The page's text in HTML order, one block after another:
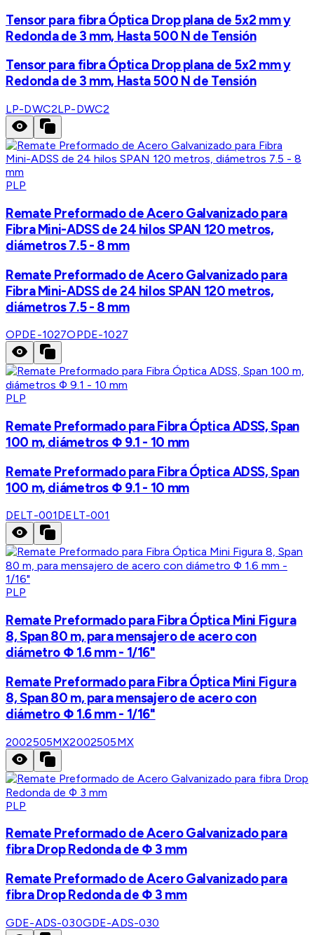
Tensor para fibra Óptica Drop plana de 5x2 mm y
Redonda de 3 mm, Hasta 500 N de Tensión
Tensor para fibra Óptica Drop plana de 5x2 mm y
Redonda de 3 mm, Hasta 500 N de Tensión
LP-DWC2LP-DWC2
PLP
Remate Preformado de Acero Galvanizado para
Fibra Mini-ADSS de 24 hilos SPAN 120 metros,
diámetros 7.5 - 8 mm
Remate Preformado de Acero Galvanizado para
Fibra Mini-ADSS de 24 hilos SPAN 120 metros,
diámetros 7.5 - 8 mm
OPDE-1027OPDE-1027
PLP
Remate Preformado para Fibra Óptica ADSS, Span
100 m, diámetros Φ 9.1 - 10 mm
Remate Preformado para Fibra Óptica ADSS, Span
100 m, diámetros Φ 9.1 - 10 mm
DELT-001DELT-001
PLP
Remate Preformado para Fibra Óptica Mini Figura
8, Span 80 m, para mensajero de acero con
diámetro Φ 1.6 mm - 1/16"
Remate Preformado para Fibra Óptica Mini Figura
8, Span 80 m, para mensajero de acero con
diámetro Φ 1.6 mm - 1/16"
2002505MX2002505MX
PLP
Remate Preformado de Acero Galvanizado para
fibra Drop Redonda de Φ 3 mm
Remate Preformado de Acero Galvanizado para
fibra Drop Redonda de Φ 3 mm
GDE-ADS-030GDE-ADS-030